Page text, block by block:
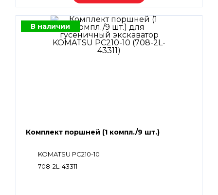
В наличии
Комплект поршней (1 компл./9 шт.)
KOMATSU PC210-10
708-2L-43311